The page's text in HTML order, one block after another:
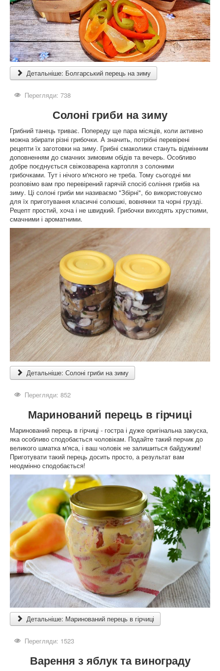
Детальніше: Болгарський перець на зиму
Перегляди: 738
Солоні гриби на зиму
Грибний танець триває. Попереду ще пара місяців, коли активно
можна збирати різні грибочки. А значить, потрібні перевірені
рецепти їх заготовки на зиму. Грибні смаколики стануть відмінним
доповненням до смачних зимовим обідів та вечерь. Особливо
добре поєднується свіжозварена картопля з солоними
грибочками. Тут і нічого м'ясного не треба. Тому сьогодні ми
розповімо вам про перевірений гарячій спосіб соління грибів на
зиму. Ці солоні гриби ми називаємо "Збірні", бо використовуємо
для їх приготування класичні солюшкі, вовнянки та чорні грузді.
Рецепт простий, хоча і не швидкий. Грибочки виходять хрусткими,
смачними і ароматними.
Детальніше: Солоні гриби на зиму
Перегляди: 852
Маринований перець в гірчиці
Маринований перець в гірчиці - гостра і дуже оригінальна закуска,
яка особливо сподобається чоловікам. Подайте такий перчик до
великого шматка м'яса, і ваш чоловік не залишиться байдужим!
Приготувати такий перець досить просто, а результат вам
неодмінно сподобається!
Детальніше: Маринований перець в гірчиці
Перегляди: 1523
Варення з яблук та винограду